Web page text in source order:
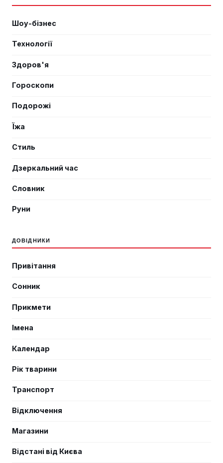
Шоу-бізнес
Технології
Здоров'я
Гороскопи
Подорожі
Їжа
Стиль
Дзеркальний час
Словник
Руни
ДОВІДНИКИ
Привітання
Сонник
Прикмети
Імена
Календар
Рік тварини
Транспорт
Відключення
Магазини
Відстані від Києва